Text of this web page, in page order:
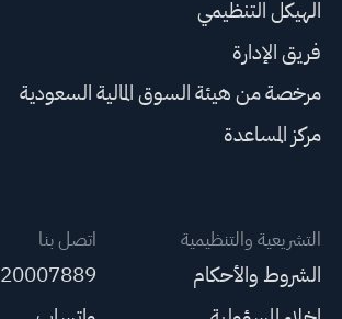
الهيكل التنظيمي
فريق الإدارة
مرخصة من هيئة السوق المالية السعودية
مركز المساعدة
التشريعية والتنظيمية
الشروط والأحكام
اتصل بنا